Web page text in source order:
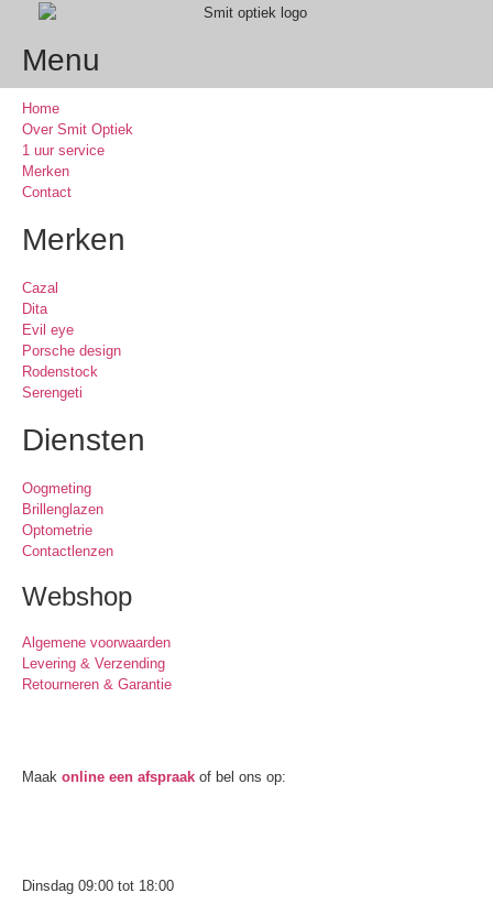
Menu
Home
Over Smit Optiek
1 uur service
Merken
Contact
Merken
Cazal
Dita
Evil eye
Porsche design
Rodenstock
Serengeti
Diensten
Oogmeting
Brillenglazen
Optometrie
Contactlenzen
Webshop
Algemene voorwaarden
Levering & Verzending
Retourneren & Garantie
Maak online een afspraak of bel ons op:
Dinsdag 09:00 tot 18:00